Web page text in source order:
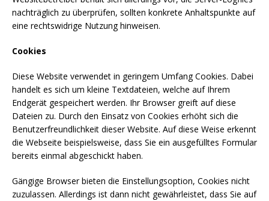
nachträglich zu überprüfen, sollten konkrete Anhaltspunkte auf
eine rechtswidrige Nutzung hinweisen.
Cookies
Diese Website verwendet in geringem Umfang Cookies. Dabei
handelt es sich um kleine Textdateien, welche auf Ihrem
Endgerät gespeichert werden. Ihr Browser greift auf diese
Dateien zu. Durch den Einsatz von Cookies erhöht sich die
Benutzerfreundlichkeit dieser Website. Auf diese Weise erkennt
die Webseite beispielsweise, dass Sie ein ausgefülltes Formular
bereits einmal abgeschickt haben.
Gängige Browser bieten die Einstellungsoption, Cookies nicht
zuzulassen. Allerdings ist dann nicht gewährleistet, dass Sie auf